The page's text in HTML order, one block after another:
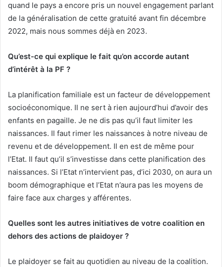
quand le pays a encore pris un nouvel engagement parlant
de la généralisation de cette gratuité avant fin décembre
2022, mais nous sommes déjà en 2023.
Qu’est-ce qui explique le fait qu’on accorde autant
d’intérêt à la PF ?
La planification familiale est un facteur de développement
socioéconomique. Il ne sert à rien aujourd’hui d’avoir des
enfants en pagaille. Je ne dis pas qu’il faut limiter les
naissances. Il faut rimer les naissances à notre niveau de
revenu et de développement. Il en est de même pour
l’Etat. Il faut qu’il s’investisse dans cette planification des
naissances. Si l’Etat n’intervient pas, d’ici 2030, on aura un
boom démographique et l’Etat n’aura pas les moyens de
faire face aux charges y afférentes.
Quelles sont les autres initiatives de votre coalition en
dehors des actions de plaidoyer ?
Le plaidoyer se fait au quotidien au niveau de la coalition.